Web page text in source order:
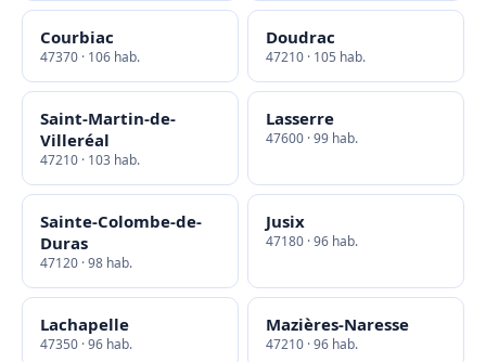
Courbiac
47370 · 106 hab.
Doudrac
47210 · 105 hab.
Saint-Martin-de-
Villeréal
47210 · 103 hab.
Lasserre
47600 · 99 hab.
Sainte-Colombe-de-
Duras
47120 · 98 hab.
Jusix
47180 · 96 hab.
Lachapelle
47350 · 96 hab.
Mazières-Naresse
47210 · 96 hab.